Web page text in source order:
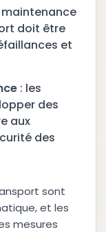
maintenance
doit être
et
: les
des
aux
des
sont
et les
mesures